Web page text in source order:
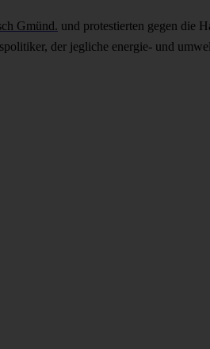
Gmünd. und protestierten gegen die
der jegliche energie- und